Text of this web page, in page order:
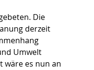
Die
derzeit
Umwelt
wäre es nun an